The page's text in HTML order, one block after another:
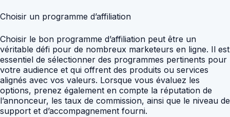
Choisir un programme d’affiliation
Choisir le bon programme d’affiliation peut être un
véritable défi pour de nombreux marketeurs en ligne. Il est
essentiel de sélectionner des programmes pertinents pour
votre audience et qui offrent des produits ou services
alignés avec vos valeurs. Lorsque vous évaluez les
options, prenez également en compte la réputation de
l’annonceur, les taux de commission, ainsi que le niveau de
support et d’accompagnement fourni.